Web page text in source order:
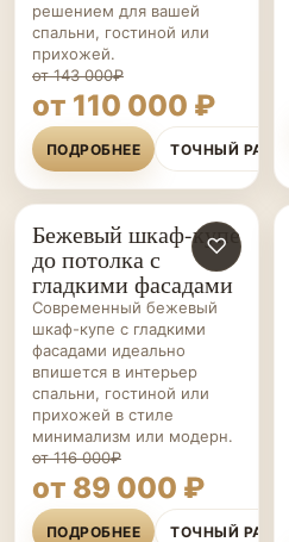
решением для вашей
спальни, гостиной или
прихожей.
от 143 000₽
от 110 000 ₽
ПОДРОБНЕЕ ТОЧНЫЙ
ШКАФЫ-
КУПЕ НА ЗАКАЗ
♡
Бежевый шкаф-купе
до потолка с
гладкими фасадами
Современный бежевый
шкаф-купе с гладкими
фасадами идеально
впишется в интерьер
спальни, гостиной или
прихожей в стиле
минимализм или модерн.
от 116 000₽
от 89 000 ₽
ПОДРОБНЕЕ ТОЧНЫЙ